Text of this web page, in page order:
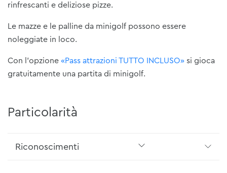
rinfrescanti e deliziose pizze.
Le mazze e le palline da minigolf possono essere
noleggiate in loco.
Con l'opzione «Pass attrazioni TUTTO INCLUSO» si gioca
gratuitamente una partita di minigolf.
Particolarità
Riconoscimenti